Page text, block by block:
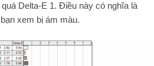
Delta-E 1. Điều này có nghĩa là
xem bị ám màu.